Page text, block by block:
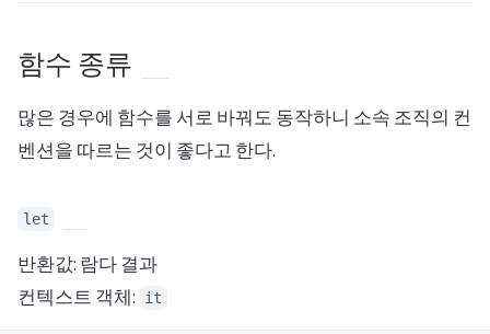
함수 종류
많은 경우에 함수를 서로 바꿔도 동작하니 소속 조직의 컨
벤션을 따르는 것이 좋다고 한다.
let
반환값: 람다 결과
컨텍스트 객체:
it